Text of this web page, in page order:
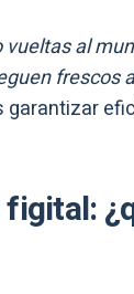
al
frescos
garantizar